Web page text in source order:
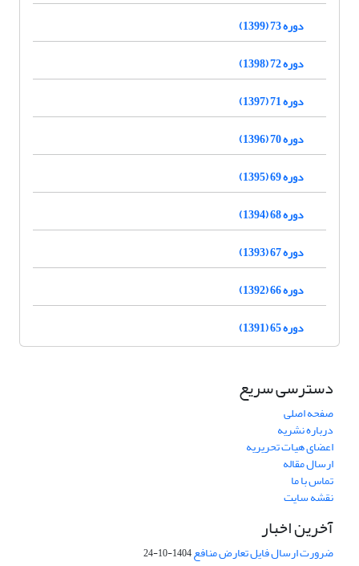
دوره 73 (1399)
دوره 72 (1398)
دوره 71 (1397)
دوره 70 (1396)
دوره 69 (1395)
دوره 68 (1394)
دوره 67 (1393)
دوره 66 (1392)
دوره 65 (1391)
دسترسی سریع
صفحه اصلی
درباره نشریه
اعضای هیات تحریریه
ارسال مقاله
تماس با ما
نقشه سایت
آخرین اخبار
ضرورت ارسال فایل تعارض منافع1404-10-24